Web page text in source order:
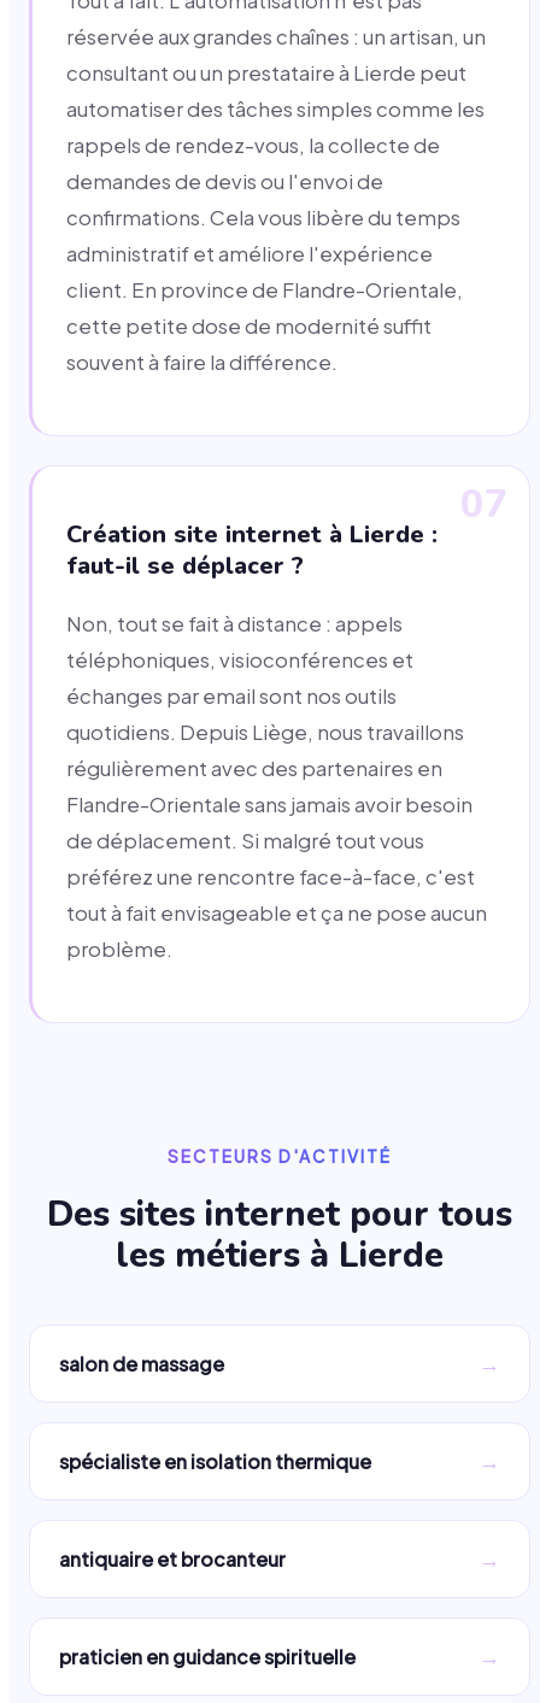
réservée aux grandes chaînes : un artisan, un
consultant ou un prestataire à Lierde peut
automatiser des tâches simples comme les
rappels de rendez-vous, la collecte de
demandes de devis ou l'envoi de
confirmations. Cela vous libère du temps
administratif et améliore l'expérience
client. En province de Flandre-Orientale,
cette petite dose de modernité suffit
souvent à faire la différence.
07
Création site internet à Lierde :
faut-il se déplacer ?
Non, tout se fait à distance : appels
téléphoniques, visioconférences et
échanges par email sont nos outils
quotidiens. Depuis Liège, nous travaillons
régulièrement avec des partenaires en
Flandre-Orientale sans jamais avoir besoin
de déplacement. Si malgré tout vous
préférez une rencontre face-à-face, c'est
tout à fait envisageable et ça ne pose aucun
problème.
SECTEURS D'ACTIVITÉ
Des sites internet pour tous
les métiers à Lierde
salon de massage →
spécialiste en isolation thermique →
antiquaire et brocanteur →
praticien en guidance spirituelle →